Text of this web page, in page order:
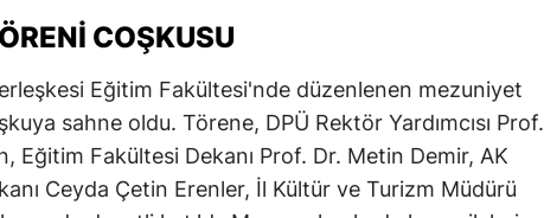
Kırklareli
Kırşehir
Kocaeli
Konya
COŞKUSU
Eğitim Fakültesi'nde düzenlenen mezuniyet
sahne oldu. Törene, DPÜ Rektör Yardımcısı Prof.
Eğitim Fakültesi Dekanı Prof. Dr. Metin Demir, AK
Ceyda Çetin Erenler, İl Kültür ve Turizm Müdürü